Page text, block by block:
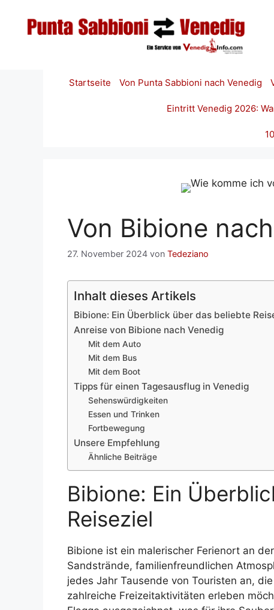
springen
Startseite Von Punta Sabbioni nach Venedig
Eintritt Venedig 2026:
Von Bibione
27. November 2024 von Tedeziano
Inhalt dieses Artikels
Bibione: Ein Überblick über das beliebte
Anreise von Bibione nach Venedig
Mit dem Auto
Mit dem Bus
Mit dem Boot
Tipps für einen Tagesausflug in Venedig
Sehenswürdigkeiten
Essen und Trinken
Fortbewegung
Unsere Empfehlung
Ähnliche Beiträge
Bibione: Ein
Reiseziel
Bibione ist ein malerischer Ferienort an
Sandstrände, familienfreundlichen
jedes Jahr Tausende von Touristen an,
zahlreiche Freizeitaktivitäten erleben